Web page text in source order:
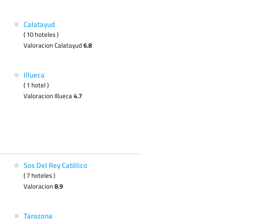
Calatayud
( 10 hoteles )
Valoracion Calatayud 6.8
Illueca
( 1 hotel )
Valoracion Illueca4.7
Sos Del Rey Católico
( 7 hoteles )
Valoracion8.9
Tarazona